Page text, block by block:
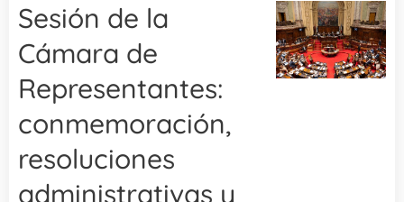
Sesión de la
Cámara de
Representantes:
conmemoración,
resoluciones
administrativas y